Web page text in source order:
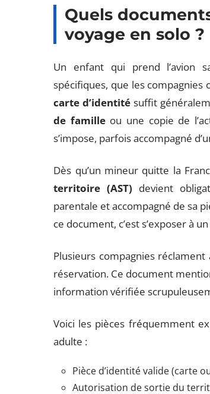
Quels
voyage en solo ?
Un enfant qui prend l’avion
spécifiques, que les
carte d’identité suffit
de familleou une copie de
s’impose, parfois accompagné
Dès qu’un mineur quitte la
territoire (AST) devient
parentale et accompagné de sa
ce document, c’est s’exposer à
Plusieurs compagnies
réservation. Ce document
information vérifiée
Voici les pièces fréquemment
adulte :
Pièce d’identité valide (carte
Autorisation de sortie du